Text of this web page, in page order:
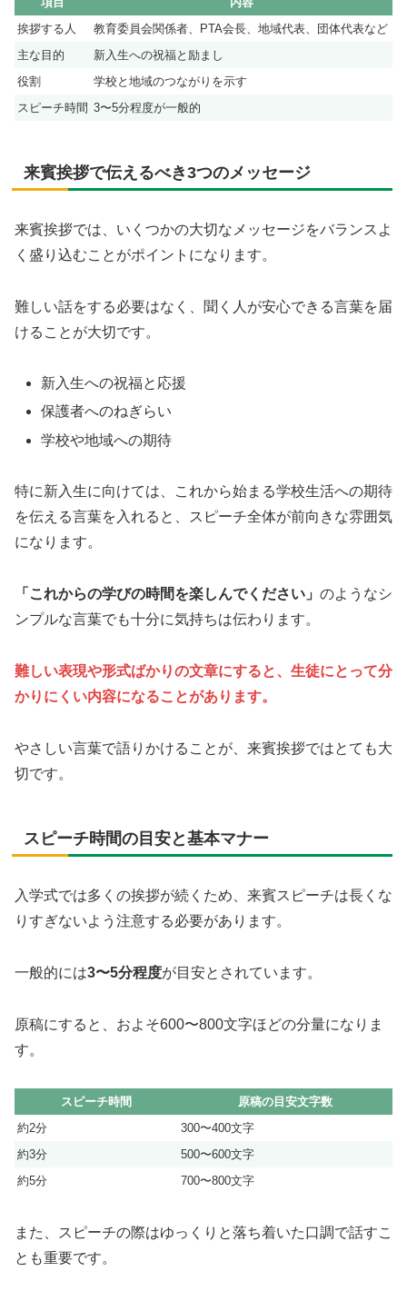
挨拶する人
教育委員会関係者、PTA会長、地域代表、団体代表など
主な目的
新入生への祝福と励まし
役割
学校と地域のつながりを示す
スピーチ時間 3〜5分程度が一般的
来賓挨拶で伝えるべき3つのメッセージ
来賓挨拶では、いくつかの大切なメッセージをバランスよ
く盛り込むことがポイントになります。
難しい話をする必要はなく、聞く人が安心できる言葉を届
けることが大切です。
新入生への祝福と応援
保護者へのねぎらい
学校や地域への期待
特に新入生に向けては、これから始まる学校生活への期待
を伝える言葉を入れると、スピーチ全体が前向きな雰囲気
になります。
「これからの学びの時間を楽しんでください」 のようなシ
ンプルな言葉でも十分に気持ちは伝わります。
難しい表現や形式ばかりの文章にすると、生徒にとって分
かりにくい内容になることがあります。
やさしい言葉で語りかけることが、来賓挨拶ではとても大
切です。
スピーチ時間の目安と基本マナー
入学式では多くの挨拶が続くため、来賓スピーチは長くな
りすぎないよう注意する必要があります。
一般的には3〜5分程度が目安とされています。
原稿にすると、およそ600〜800文字ほどの分量になりま
す。
スピーチ時間
原稿の目安文字数
約2分
300〜400文字
約3分
500〜600文字
約5分
700〜800文字
また、スピーチの際はゆっくりと落ち着いた口調で話すこ
とも重要です。